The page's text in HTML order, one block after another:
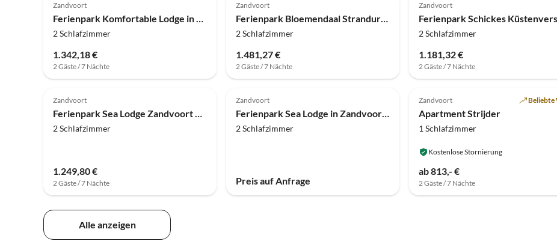
Zandvoort
Ferienpark Komfortable Lodge in Bloemendaal
2 Schlafzimmer
1.342,18 €
2 Gäste / 7 Nächte
Zandvoort
Ferienpark Bloemendaal Strandurlaub
2 Schlafzimmer
1.481,27 €
2 Gäste / 7 Nächte
Zandvoort
2 Schlafzimmer
1.181,32 €
2 Gäste / 7 Nächte
4.0 (64)
Zandvoort
Ferienpark Sea Lodge Zandvoort nahe Nordseestrand
2 Schlafzimmer
1.249,80 €
2 Gäste / 7 Nächte
4.0 (46)
Zandvoort
Ferienpark Sea Lodge in Zandvoort nahe Nordseestrand
2 Schlafzimmer
Preis auf Anfrage
4.7 (4)
Zandvoort Beliebte
Apartment Strijder
1 Schlafzimmer
Kostenlose Stornierung
ab 813,- €
2 Gäste / 7 Nächte
Alle anzeigen